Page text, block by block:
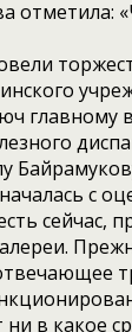
отметила:
главному
с
сейчас,
ни в какое